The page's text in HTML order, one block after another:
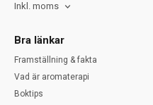
Inkl. moms
Bra länkar
Framställning & fakta
Vad är aromaterapi
Boktips